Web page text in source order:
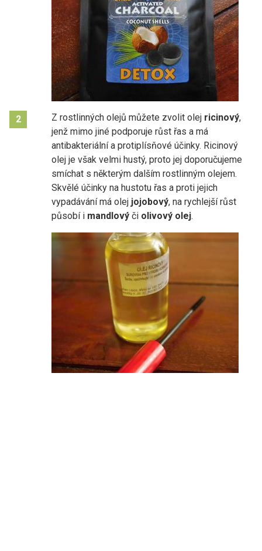
2 Z rostlinných olejů můžete zvolit olej ricinový,
jenž mimo jiné podporuje růst řas a má
antibakteriální a protiplísňové účinky. Ricinový
olej je však velmi hustý, proto jej doporučujeme
smíchat s některým dalším rostlinným olejem.
Skvělé účinky na hustotu řas a proti jejich
vypadávání má olej jojobový, na rychlejší růst
působí i mandlový či olivový olej.